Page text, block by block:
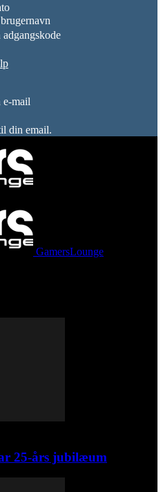
adgangskode
e-mail
din email.
GamersLounge
25-års jubilæum